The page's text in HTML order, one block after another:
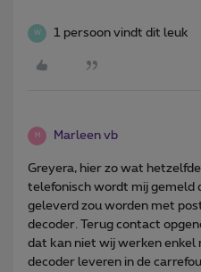
W 1 persoon vindt dit leuk
M Marleen vb
Greyera, hier zo wat
telefonisch wordt mij gemeld
geleverd zou worden met
decoder. Terug contact
dat kan niet wij werken
decoder leveren in de